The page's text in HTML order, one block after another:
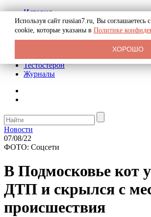
История
Биография
Криминал
Реклама на сайте
Тестостерон
Журналы
Новости
07/08/22
ФОТО: Соцсети
В Подмосковье кот
ДТП и скрылся с
происшествия
Используя сайт russian7.ru, Вы соглашаетесь
cookie, которые указаны в Политике
ХОРОШО